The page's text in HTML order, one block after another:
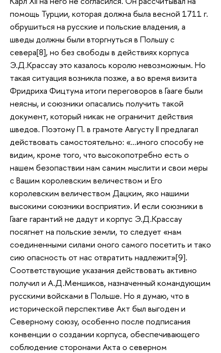
помощь Турции, которая должна была весной 1711 г.
обрушиться на русские и польские владения, а
шведы должны были вторгнуться в Польшу с
севера[8], но без свободы в действиях корпуса
Э.Д.Крассау это казалось королю невозможным. Но
такая ситуация возникла позже, а во время визита
Фридриха Фицтума итоги переговоров в Гааге были
неясны, и союзники опасались получить такой
документ, который никак не ограничит действия
шведов. Поэтому П. в грамоте Августу II предлагал
действовать самостоятельно: «…иного способу не
видим, кроме того, что высокопотребно есть о
нашем безопаствии нам самим мыслити и свои меры
с Вашим королевским величеством и Его
королевским величеством Дацким, яко нашими
высокими союзники восприяти». И если союзники в
Гааге гарантий не дадут и корпус Э.Д.Крассау
посягнет на польские земли, то следует «нам
соединенными силами оного самого посетить и тако
сию опасность от нас отвратить надлежит»[9].
Соответствующие указания действовать активно
получил и А.Д.Меншиков, назначенный командующим
русскими войсками в Польше. Но я думаю, что в
исторической перспективе Акт был выгоден и
Северному союзу, особенно после подписания
конвенции о создании корпуса, обеспечивающего
соблюдение сторонами Акта о северном